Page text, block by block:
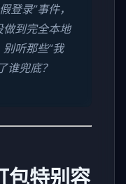
登录”事件，
到完全本地
听那些“我
谁兜底？
包特别容